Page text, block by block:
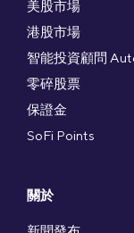
美股市場
港股市場
智能投資顧問
零碎股票
保證金
SoFi Points
關於